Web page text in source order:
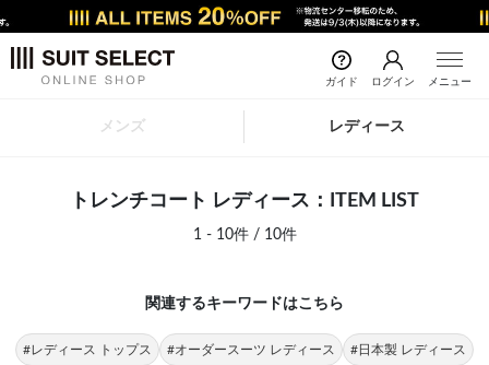
ガイド ログイン メニュー
メンズ レディース
トレンチコート レディース：ITEM LIST
1 - 10件 / 10件
関連するキーワードはこちら
#レディース トップス #オーダースーツ レディース #日本製 レディース